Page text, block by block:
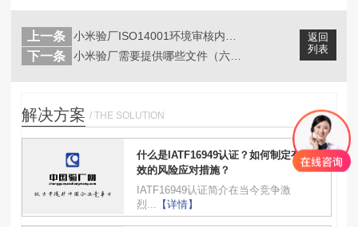
返回
列表
上一条
下一条
解决方案 / THE SOLUTION
什么是IATF16949认证？如何制定有
效的风险应对措施？
IATF16949认证简介在当今竞争激
烈...
【详情】